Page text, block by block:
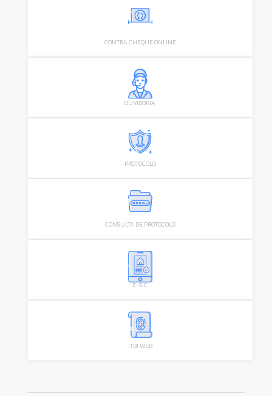
CONTRA CHEQUE ONLINE
OUVIDORIA
PROTOCOLO
CONSULTA DE PROTOCOLO
E-SIC
ITBI WEB